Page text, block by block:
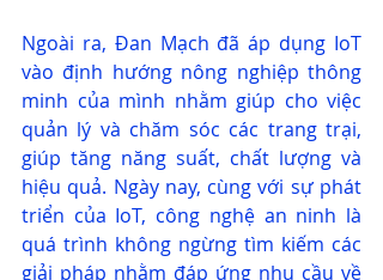
Ngoài ra, Đan Mạch đã áp dụng IoT
vào định hướng nông nghiệp thông
minh của mình nhằm giúp cho việc
quản lý và chăm sóc các trang trại,
giúp tăng năng suất, chất lượng và
hiệu quả. Ngày nay, cùng với sự phát
triển của IoT, công nghệ an ninh là
quá trình không ngừng tìm kiếm các
giải pháp nhằm đáp ứng nhu cầu về